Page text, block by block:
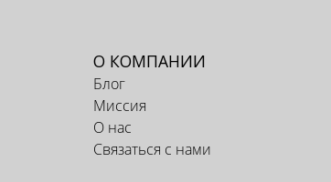
О КОМПАНИИ
Блог
Миссия
О нас
Связаться с нами